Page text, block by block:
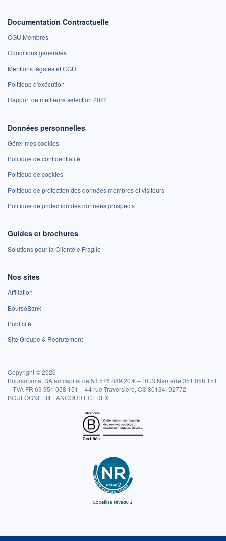
Documentation Contractuelle
CGU Membres
Conditions générales
Mentions légales et CGU
Politique d'exécution
Rapport de meilleure sélection 2024
Données personnelles
Gérer mes cookies
Politique de confidentialité
Politique de cookies
Politique de protection des données membres et visiteurs
Politique de protection des données prospects
Guides et brochures
Solutions pour la Clientèle Fragile
Nos sites
Affiliation
BoursoBank
Publicité
Site Groupe & Recrutement
Copyright © 2026
Boursorama, SA au capital de 53 576 889,20 € – RCS Nanterre 351 058 151
– TVA FR 69 351 058 151 – 44 rue Traversière, CS 80134, 92772
BOULOGNE BILLANCOURT CEDEX